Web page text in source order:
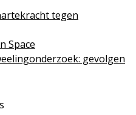
tegen
Space
gevolgen